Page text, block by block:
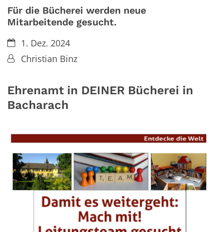
Für die Bücherei werden neue
Mitarbeitende gesucht.
Datum:1. Dez. 2024
Von:Christian Binz
Ehrenamt in DEINER Bücherei in
Bacharach